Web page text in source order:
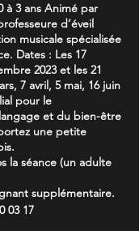
à 3 ans Animé par
d’éveil
musicale spécialisée
Dates : Les 17
2023 et les 21
7 avril, 5 mai, 16 juin
pour le
et du bien-être
une petite
la séance (un adulte
supplémentaire.
03 17